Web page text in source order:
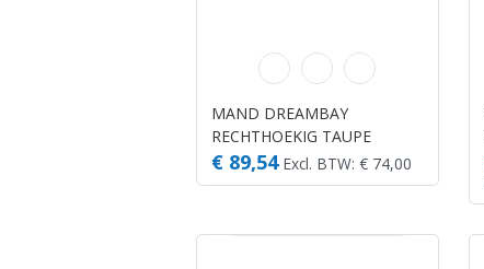
MAND DREAMBAY
RECHTHOEKIG TAUPE
100X80X25CM
€ 89,54 Excl. BTW: € 74,00